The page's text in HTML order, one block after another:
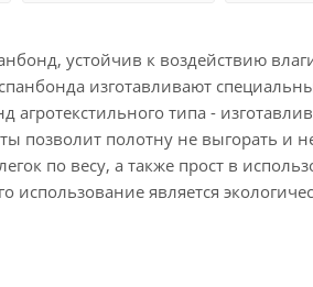
устойчив к воздействию
изготавливают
агротекстильного типа -
позволит полотну не выгорать
по весу, а также прост в
использование является